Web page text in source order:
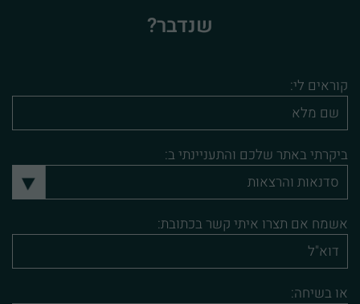
שנדבר?
קוראים לי:
ביקרתי באתר שלכם והתעניינתי ב:
אשמח אם תצרו איתי קשר בכתובת:
או בשיחה: